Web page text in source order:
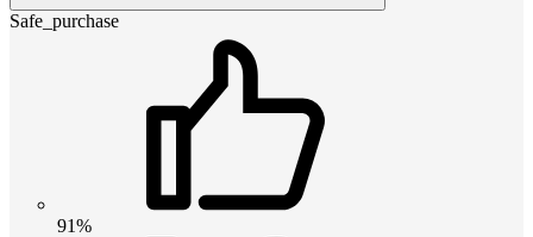
Safe_purchase
91%